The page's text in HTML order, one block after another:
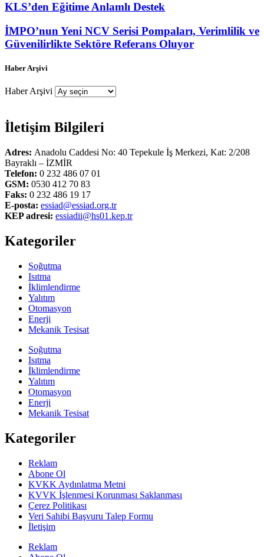
KLS’den Eğitime Anlamlı Destek
İMPO’nun Yeni NCV Serisi Pompaları, Verimlilik ve
Güvenilirlikte Sektöre Referans Oluyor
Haber Arşivi
Haber Arşivi
İletişim Bilgileri
Adres: Anadolu Caddesi No: 40 Tepekule İş Merkezi, Kat: 2/208
Bayraklı – İZMİR
Telefon: 0 232 486 07 01
GSM: 0530 412 70 83
Faks: 0 232 486 19 17
E-posta: essiad@essiad.org.tr
KEP adresi: essiadii@hs01.kep.tr
Kategoriler
Soğutma
Isıtma
İklimlendirme
Yalıtım
Otomasyon
Enerji
Mekanik Tesisat
Soğutma
Isıtma
İklimlendirme
Yalıtım
Otomasyon
Enerji
Mekanik Tesisat
Kategoriler
Reklam
Abone Ol
KVKK Aydınlatma Metni
KVVK İşlenmesi Korunması Saklanması
Çerez Politikası
Veri Sahibi Başvuru Talep Formu
İletişim
Reklam